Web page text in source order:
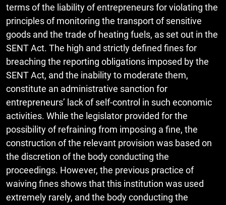
terms of the liability of entrepreneurs for violating the
principles of monitoring the transport of sensitive
goods and the trade of heating fuels, as set out in the
SENT Act. The high and strictly defined fines for
breaching the reporting obligations imposed by the
SENT Act, and the inability to moderate them,
constitute an administrative sanction for
entrepreneurs’ lack of self-control in such economic
activities. While the legislator provided for the
possibility of refraining from imposing a fine, the
construction of the relevant provision was based on
the discretion of the body conducting the
proceedings. However, the previous practice of
waiving fines shows that this institution was used
extremely rarely, and the body conducting the